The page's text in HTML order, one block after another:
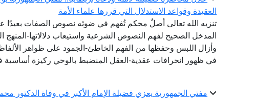
العقيدة وقواعد الاستدلال التي قررها علماء الأمة
تنزيه الله تعالى أصلٌ محكم تُفهم في ضوئه نصوص الصفات بعيدًا عن
المدخل الصحيح لفهم النصوص الشرعية واستيعاب دلالاتها-المنهج
وأزال اللبس وحفظها من الفهم الخاطئ-الجمود على ظواهر
في ظهور انحرافات عقدية-العقل المنضبط بالوحي ركيزة
مفتي الجمهورية يعزي فضيلة الإمام الأكبر في وفاة الدكتور